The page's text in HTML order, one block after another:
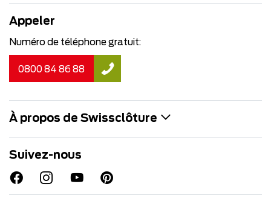
Appeler
Numéro de téléphone gratuit:
0800 84 86 88
À propos de Swissclôture
Suivez-nous